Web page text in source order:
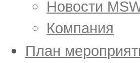
Новости
Компания
План